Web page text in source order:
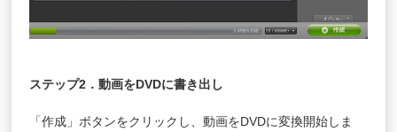
ステップ2．動画をDVDに書き出し
「作成」ボタンをクリックし、動画をDVDに変換開始しま